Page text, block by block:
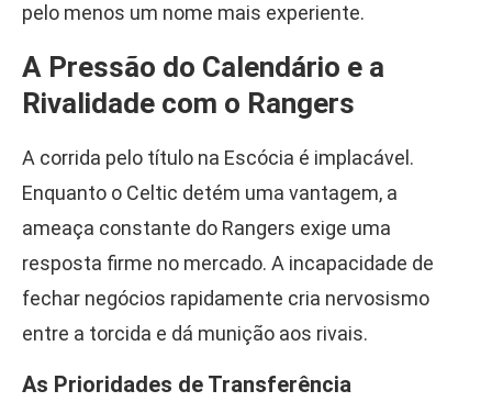
pelo menos um nome mais experiente.
A Pressão do Calendário e a
Rivalidade com o Rangers
A corrida pelo título na Escócia é implacável.
Enquanto o Celtic detém uma vantagem, a
ameaça constante do Rangers exige uma
resposta firme no mercado. A incapacidade de
fechar negócios rapidamente cria nervosismo
entre a torcida e dá munição aos rivais.
As Prioridades de Transferência